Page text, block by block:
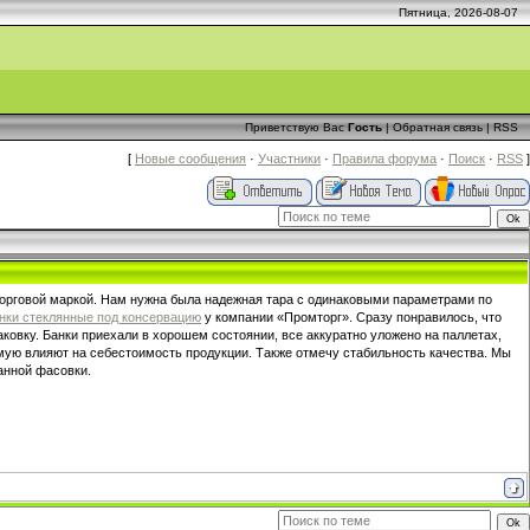
Пятница, 2026-08-07
Приветствую Вас Гость|Обратная связь|RSS
[ Новые сообщения · Участники · Правила форума · Поиск · RSS ]
маркой. Нам нужна была надежная тара с одинаковыми параметрами по
стеклянные под консервацию у компании «Промторг». Сразу понравилось, что
Банки приехали в хорошем состоянии, все аккуратно уложено на паллетах,
влияют на себестоимость продукции. Также отмечу стабильность качества. Мы
фасовки.